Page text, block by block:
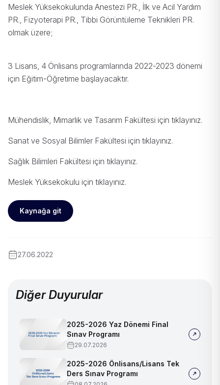
Meslek Yüksekokulunda Anestezi PR., İlk ve Acil Yardım
PR., Fizyoterapi PR., Tıbbi Görüntüleme Teknikleri PR.
olmak üzere;
3 Lisans, 4 Önlisans programlarında 2022-2023 dönemi
için Eğitim-Öğretime başlayacaktır.
Mühendislik, Mimarlık ve Tasarım Fakültesi için tıklayınız.
Sanat ve Sosyal Bilimler Fakültesi için tıklayınız.
Sağlık Bilimleri Fakültesi için tıklayınız.
Meslek Yüksekokulu için tıklayınız.
Kaynağa git
27.06.2022
Diğer Duyurular
2025-2026 Yaz Dönemi Final
Sınav Programı
29.07.2026
2025-2026 Önlisans/Lisans Tek
Ders Sınav Programı